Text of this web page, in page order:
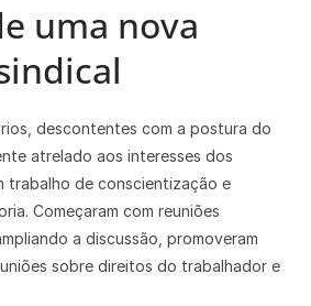
uma nova
descontentes com a postura do
atrelado aos interesses dos
trabalho de conscientização e
Começaram com reuniões
a discussão, promoveram
sobre direitos do trabalhador e